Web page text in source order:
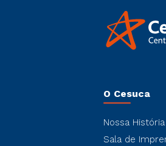
O Cesuca
Nossa História
Sala de